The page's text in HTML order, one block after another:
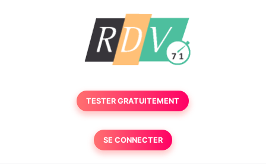
TESTER GRATUITEMENT
SE CONNECTER